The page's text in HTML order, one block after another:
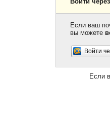
Если ваш
вы можете
Войти
Если